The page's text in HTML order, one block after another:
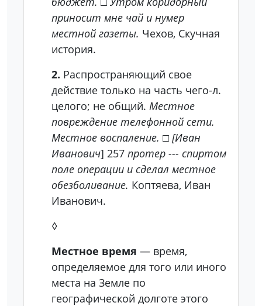
приносит мне чай и нумер
местной газеты. Чехов, Скучная
история.
2. Распространяющий свое
действие только на часть чего-л.
целого; не общий. Местное
повреждение телефонной сети.
Местное воспаление. □ [Иван
Иванович] 257 протер --- спиртом
поле операции и сделал местное
обезболивание. Коптяева, Иван
Иванович.
◊
Местное время — время,
определяемое для того или иного
места на Земле по
географической долготе этого